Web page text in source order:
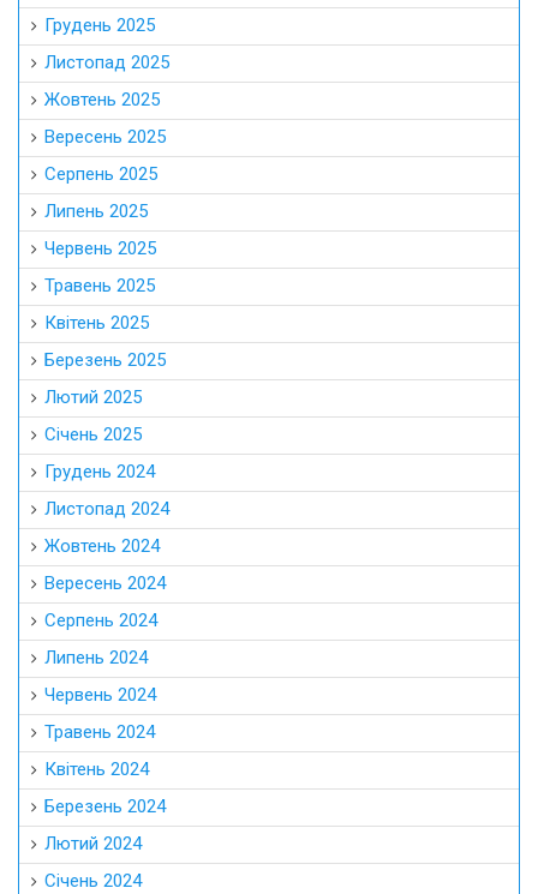
Грудень 2025
Листопад 2025
Жовтень 2025
Вересень 2025
Серпень 2025
Липень 2025
Червень 2025
Травень 2025
Квітень 2025
Березень 2025
Лютий 2025
Січень 2025
Грудень 2024
Листопад 2024
Жовтень 2024
Вересень 2024
Серпень 2024
Липень 2024
Червень 2024
Травень 2024
Квітень 2024
Березень 2024
Лютий 2024
Січень 2024